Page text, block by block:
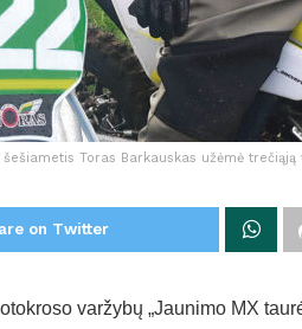
šešiametis Toras Barkauskas užėmė trečiąją
on Twitter
varžybų „Jaunimo MX